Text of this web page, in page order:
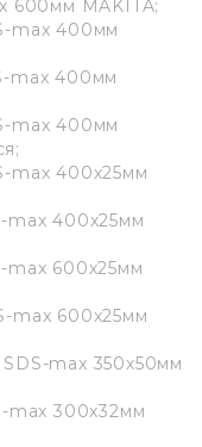
600мм MAKITA;
max 400мм
max 400мм
max 400мм
max 400х25мм
max 400х25мм
max 600х25мм
max 600х25мм
max 350х50мм
max 300х32мм